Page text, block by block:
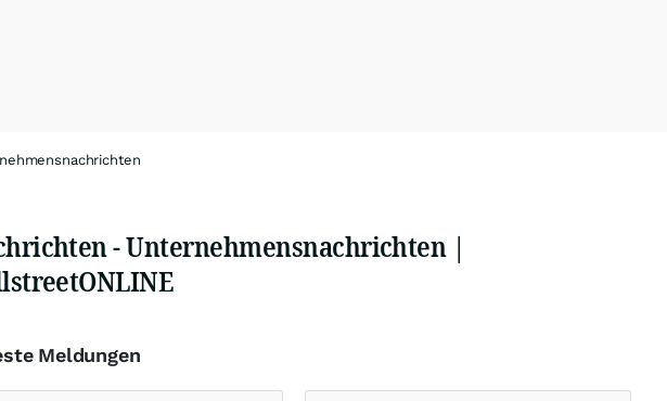
- Unternehmensnachrichten |
Meldungen